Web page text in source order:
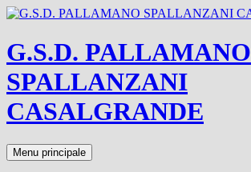
Vai
contenuto
G.S.D. PALLAMANO
SPALLANZANI
CASALGRANDE
Cerca
Menu principale